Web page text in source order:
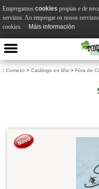
:: Comezo > Catálogo en liña > Fóra de
Empregamos cookies propias e de
servizos. Ao empregar os nosos
cookies.
Máis información